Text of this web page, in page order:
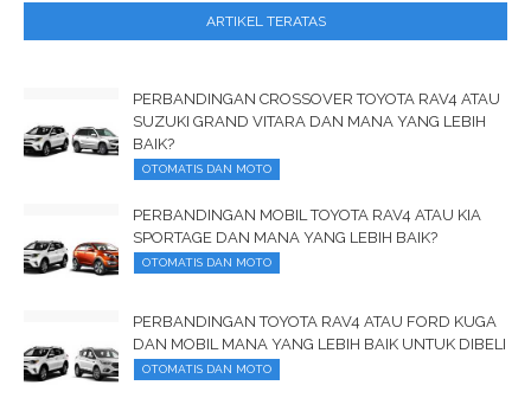
ARTIKEL TERATAS
PERBANDINGAN CROSSOVER TOYOTA RAV4 ATAU
SUZUKI GRAND VITARA DAN MANA YANG LEBIH
BAIK?
OTOMATIS DAN MOTO
PERBANDINGAN MOBIL TOYOTA RAV4 ATAU KIA
SPORTAGE DAN MANA YANG LEBIH BAIK?
OTOMATIS DAN MOTO
PERBANDINGAN TOYOTA RAV4 ATAU FORD KUGA
DAN MOBIL MANA YANG LEBIH BAIK UNTUK DIBELI
OTOMATIS DAN MOTO